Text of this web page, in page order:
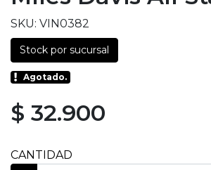
SKU: VIN0382
Stock por sucursal
Agotado.
$ 32.900
CANTIDAD